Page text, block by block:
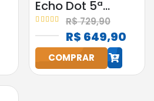
h
Echo Dot 5ª
Geração
Amazon com
Alexa Preta
R$729,90
R$ 649,90
COMPRAR